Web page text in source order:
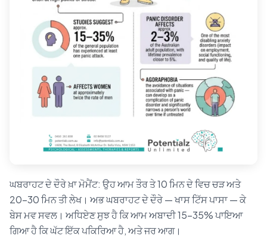
ਘਬਰਾਹਟ ਦੇ ਦੌਰੇ ਖ਼ਾ ਮੋਮੈਂਟ: ਉਹ ਆਮ ਤੌਰ ਤੇ 10 ਮਿਨ ਦੇ ਵਿਚ ਚੜ ਅਤੇ
20–30 ਮਿਨ ਤੀ ਲੇਖ। ਅਭ ਘਬਰਾਹਟ ਦੇ ਦੌਰੇ — ਖਾਸ ਟਿੱਸ ਪਾਸਾ — ਕੇ
ਬੇਸ ਮਵ ਸਵਲ। ਅਧਿਏਣ ਸੁਝ ਹੈ ਕਿ ਆਮ ਅਬਾਦੀ 15–35% ਪਾਇਆ
ਗਿਆ ਹੈ ਕਿ ਘੱਟ ਇੱਕ ਪਕਿਰਿਆ ਹੈ, ਅਤੇ ਜਰ ਆਗ।